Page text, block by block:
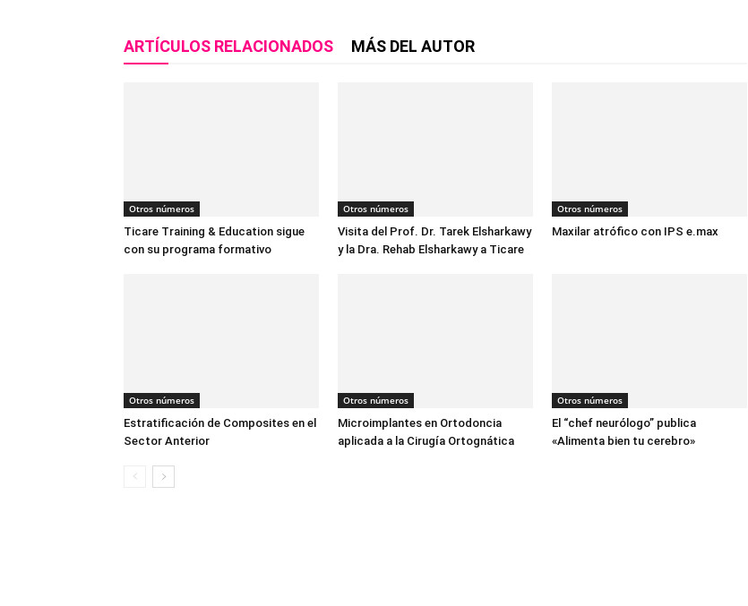
ARTÍCULOS RELACIONADOS MÁS DEL AUTOR
Otros números
Ticare Training & Education sigue
con su programa formativo
Otros números
Visita del Prof. Dr. Tarek Elsharkawy
y la Dra. Rehab Elsharkawy a Ticare
Otros números
Maxilar atrófico con IPS e.max
Otros números
Estratificación de Composites en el
Sector Anterior
Otros números
Microimplantes en Ortodoncia
aplicada a la Cirugía Ortognática
Otros números
El “chef neurólogo” publica
«Alimenta bien tu cerebro»